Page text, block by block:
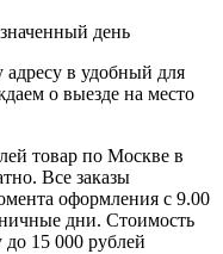
день
адресу в удобный для
о выезде на место
товар по Москве в
Все заказы
оформления с 9.00
дни. Стоимость
15 000 рублей